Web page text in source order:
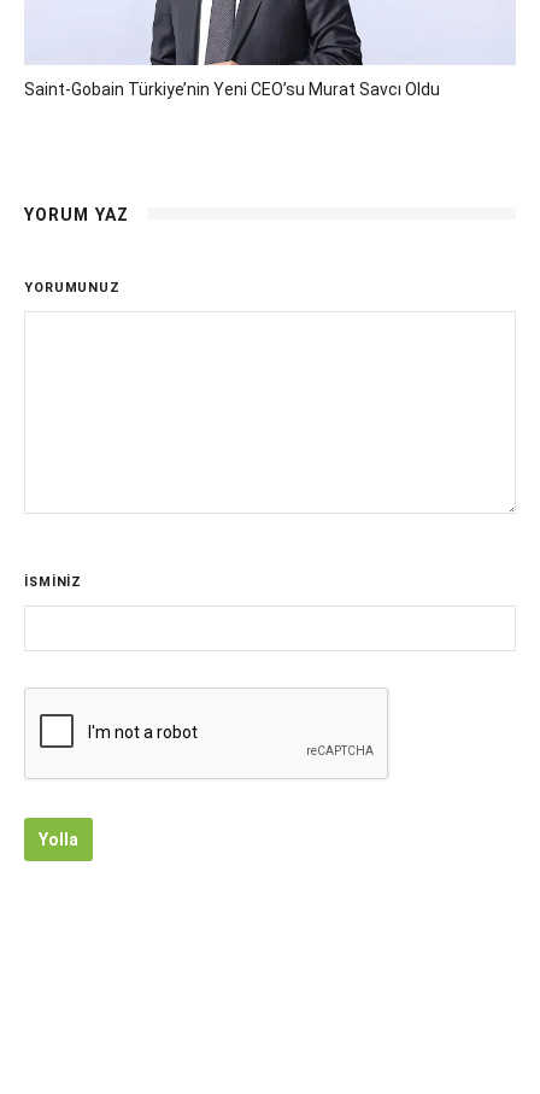
Saint-Gobain Türkiye’nin Yeni CEO’su Murat Savcı Oldu
YORUM YAZ
YORUMUNUZ
İSMİNİZ
Yolla